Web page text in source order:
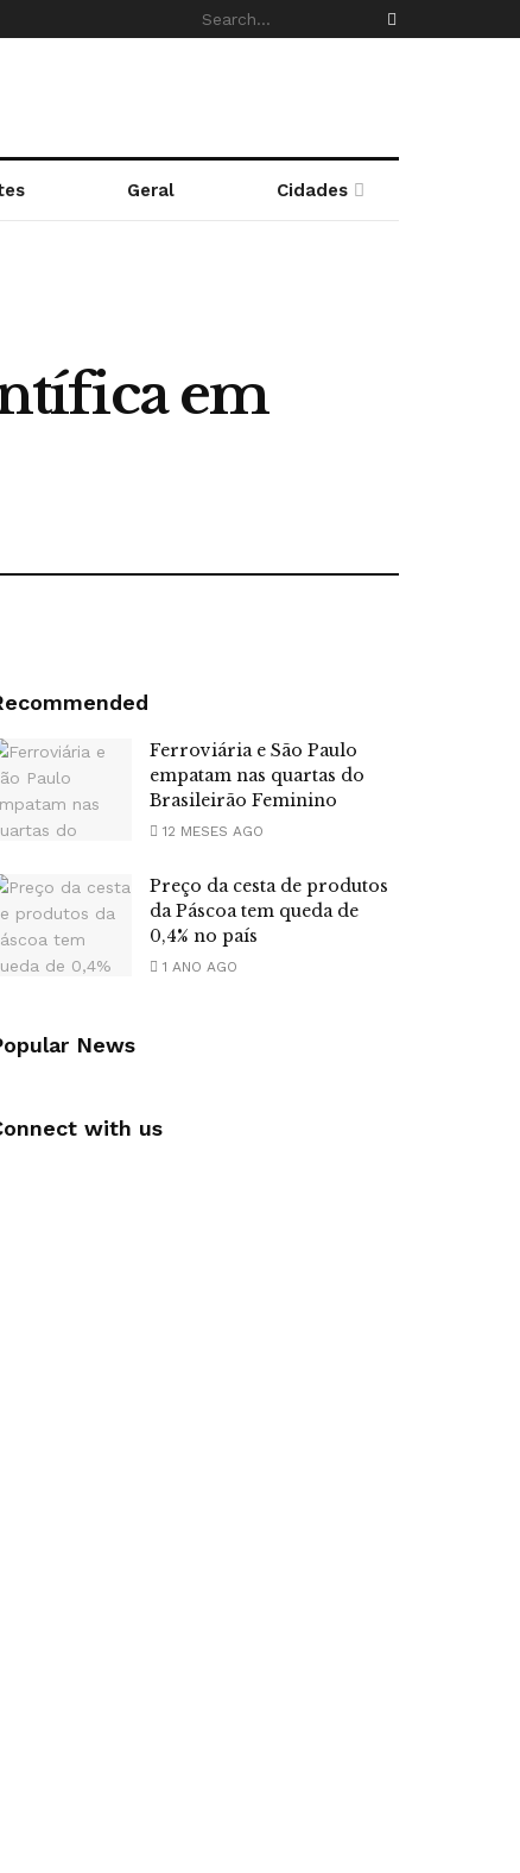
Geral Cidades
em
Ferroviária e São Paulo
empatam nas quartas do
Brasileirão Feminino
12 MESES AGO
Preço da cesta de produtos
da Páscoa tem queda de
0,4% no país
1 ANO AGO
News
with us